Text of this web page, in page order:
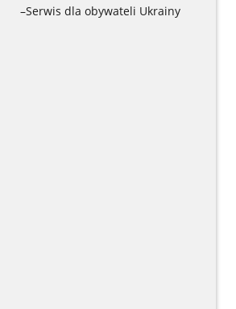
–Serwis dla obywateli Ukrainy